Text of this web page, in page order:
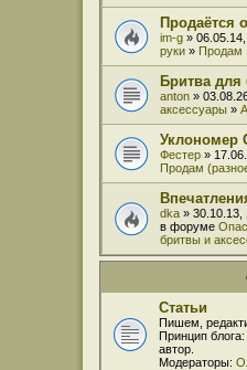
Продаётся
im-g »
руки » Продам
Бритва для
anton »
аксессуары »
Уклономер
Фестер »
Продам
dka » 30.10.13,
в форуме
бритвы и
Статьи
Пишем,
Принцип
автор.
Модераторы: